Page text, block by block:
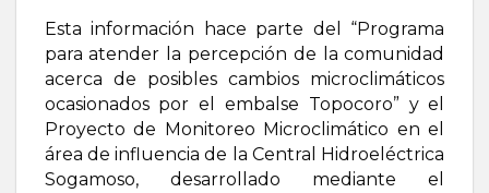
Esta información hace parte del “Programa
para atender la percepción de la comunidad
acerca de posibles cambios microclimáticos
ocasionados por el embalse Topocoro” y el
Proyecto de Monitoreo Microclimático en el
área de influencia de la Central Hidroeléctrica
Sogamoso, desarrollado mediante el